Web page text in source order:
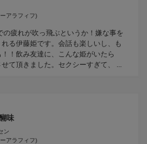
アラフィフ)
の疲れが吹っ飛ぶというか！嫌な事を
る伊藤姫です。会話も楽しいし、も
！飲み友達に、こんな姫がいたら
て頂きました。セクシーすぎて、 ...
味
ン
アラフィフ)